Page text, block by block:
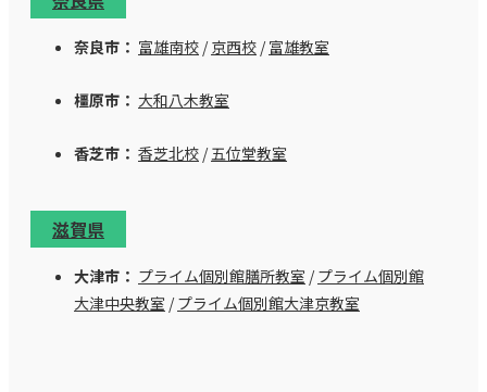
奈良市： 富雄南校 /京西校 /富雄教室
橿原市： 大和八木教室
香芝市： 香芝北校 /五位堂教室
滋賀県
大津市： プライム個別館膳所教室 /プライム個別館
大津中央教室 /プライム個別館大津京教室